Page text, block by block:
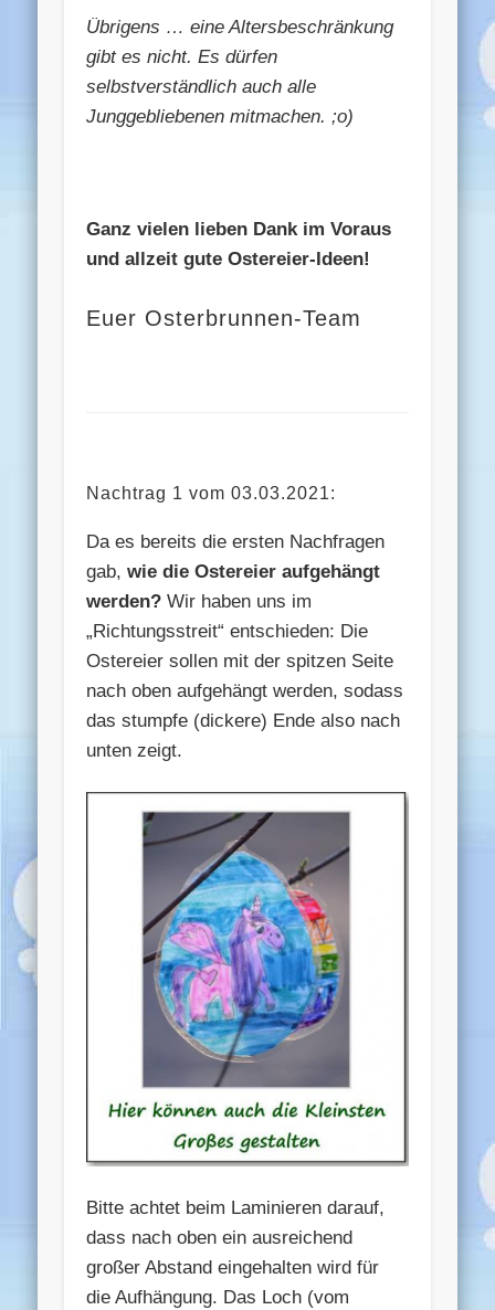
Übrigens … eine Altersbeschränkung
gibt es nicht. Es dürfen
selbstverständlich auch alle
Junggebliebenen mitmachen. ;o)
Ganz vielen lieben Dank im Voraus
und allzeit gute Ostereier-Ideen!
Euer Osterbrunnen-Team
Nachtrag 1 vom 03.03.2021:
Da es bereits die ersten Nachfragen
gab,wie die Ostereier aufgehängt
werden? Wir haben uns im
„Richtungsstreit“ entschieden: Die
Ostereier sollen mit der spitzen Seite
nach oben aufgehängt werden, sodass
das stumpfe (dickere) Ende also nach
unten zeigt.
Bitte achtet beim Laminieren darauf,
dass nach oben ein ausreichend
großer Abstand eingehalten wird für
die Aufhängung. Das Loch (vom